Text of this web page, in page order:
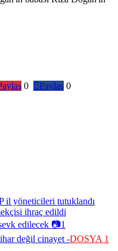
0 Paylaş 0
il yöneticileri tutuklandı
ihraç edildi
edilecek 📷1
değil cinayet -DOSYA 1